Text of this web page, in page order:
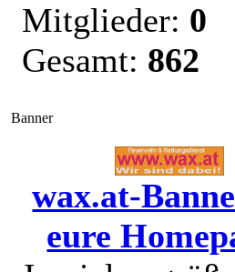
Mitglieder: 0
Gesamt: 862
Banner
wax.at-
eure